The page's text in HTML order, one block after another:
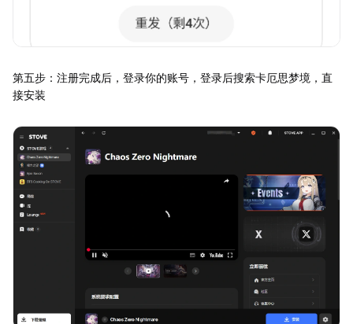
第五步：注册完成后，登录你的账号，登录后搜索卡厄思梦境，直
接安装